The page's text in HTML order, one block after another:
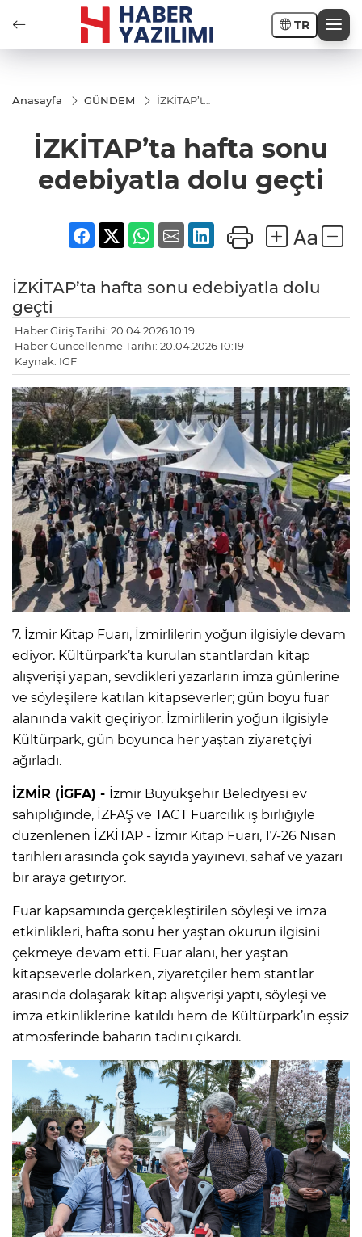
TR
Anasayfa GÜNDEM
İZKİTAP’ta
dolu geçti
İZKİTAP’ta hafta sonu
edebiyatla dolu geçti
İZKİTAP’ta hafta sonu edebiyatla dolu
geçti
Haber Giriş Tarihi: 20.04.2026 10:19
Haber Güncellenme Tarihi: 20.04.2026 10:19
Kaynak: IGF
7. İzmir Kitap Fuarı, İzmirlilerin yoğun ilgisiyle devam
ediyor. Kültürpark’ta kurulan stantlardan kitap
alışverişi yapan, sevdikleri yazarların imza günlerine
ve söyleşilere katılan kitapseverler; gün boyu fuar
alanında vakit geçiriyor. İzmirlilerin yoğun ilgisiyle
Kültürpark, gün boyunca her yaştan ziyaretçiyi
ağırladı.
İZMİR (İGFA) - İzmir Büyükşehir Belediyesi ev
sahipliğinde, İZFAŞ ve TACT Fuarcılık iş birliğiyle
düzenlenen İZKİTAP - İzmir Kitap Fuarı, 17-26 Nisan
tarihleri arasında çok sayıda yayınevi, sahaf ve yazarı
bir araya getiriyor.
Fuar kapsamında gerçekleştirilen söyleşi ve imza
etkinlikleri, hafta sonu her yaştan okurun ilgisini
çekmeye devam etti. Fuar alanı, her yaştan
kitapseverle dolarken, ziyaretçiler hem stantlar
arasında dolaşarak kitap alışverişi yaptı, söyleşi ve
imza etkinliklerine katıldı hem de Kültürpark’ın eşsiz
atmosferinde baharın tadını çıkardı.